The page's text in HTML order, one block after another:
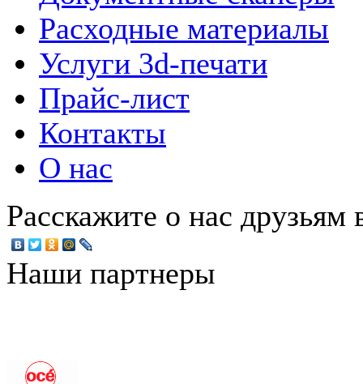
Расходные материалы
Услуги 3d-печати
Прайс-лист
Контакты
О нас
Расскажите о нас друзьям
Наши партнеры